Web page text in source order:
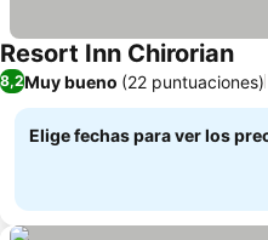
Resort Inn Chirorian
8,2Muy bueno (22 puntuaciones)
Elige fechas para ver los